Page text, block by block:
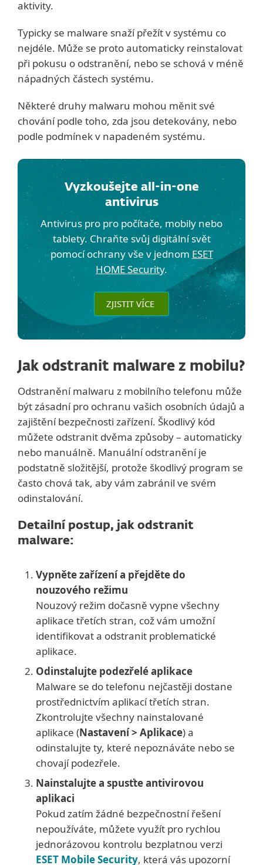
aktivity.
Typicky se malware snaží přežít v systému co
nejdéle. Může se proto automaticky reinstalovat
při pokusu o odstranění, nebo se schová v méně
nápadných částech systému.
Některé druhy malwaru mohou měnit své
chování podle toho, zda jsou detekovány, nebo
podle podmínek v napadeném systému.
Vyzkoušejte all-in-one
antivirus
Antivirus pro pro počítače, mobily nebo
tablety. Chraňte svůj digitální svět
pomocí ochrany vše v jednom ESET
HOME Security.
ZJISTIT VÍCE
Jak odstranit malware z mobilu?
Odstranění malwaru z mobilního telefonu může
být zásadní pro ochranu vašich osobních údajů a
zajištění bezpečnosti zařízení. Škodlivý kód
můžete odstranit dvěma způsoby – automaticky
nebo manuálně. Manuální odstranění je
podstatně složitější, protože škodlivý program se
často chová tak, aby vám zabránil ve svém
odinstalování.
Detailní postup, jak odstranit
malware:
Vypněte zařízení a přejděte do
nouzového režimu
Nouzový režim dočasně vypne všechny
aplikace třetích stran, což vám umožní
identifikovat a odstranit problematické
aplikace.
Odinstalujte podezřelé aplikace
Malware se do telefonu nejčastěji dostane
prostřednictvím aplikací třetích stran.
Zkontrolujte všechny nainstalované
aplikace (Nastavení > Aplikace) a
odinstalujte ty, které nepoznáváte nebo se
chovají podezřele.
Nainstalujte a spusťte antivirovou
aplikaci
Pokud zatím žádné bezpečnostní řešení
nepoužíváte, můžete využít pro rychlou
jednorázovou kontrolu bezplatnou verzi
ESET Mobile Security, která vás upozorní